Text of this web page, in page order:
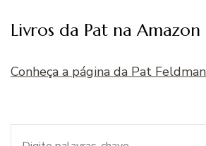
Livros da Pat na Amazon
Conheça a página da Pat